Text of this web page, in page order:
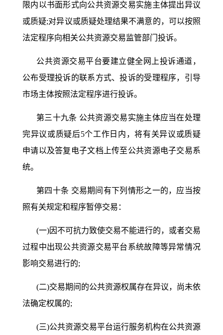
限内以书面形式向公共资源交易实施主体提出异议
或质疑;对异议或质疑处理结果不满意的，可以按照
法定程序向相关公共资源交易监管部门投诉。
公共资源交易平台要建立健全网上投诉通道，
公布受理投诉的联系方式、投诉的受理程序，引导
市场主体按照法定程序进行投诉。
第三十九条 公共资源交易实施主体应当在处理
完异议或质疑后5个工作日内，将有关异议或质疑
申请以及答复电子文档上传至公共资源电子交易系
统。
第四十条 交易期间有下列情形之一的，应当按
照有关规定和程序暂停交易：
(一)因不可抗力致使交易不能进行的，或者交易
过程中出现公共资源交易平台系统故障等异常情况
影响交易进行的;
(二)交易期间的公共资源权属存在异议，尚未依
法确定权属的;
(三)公共资源交易平台运行服务机构在公共资源